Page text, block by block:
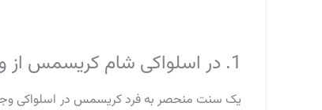
1. در اسلواکی شام کریسمس از وان حمام شروع می شود!
یک سنت منحصر به فرد کریسمس در اسلواکی